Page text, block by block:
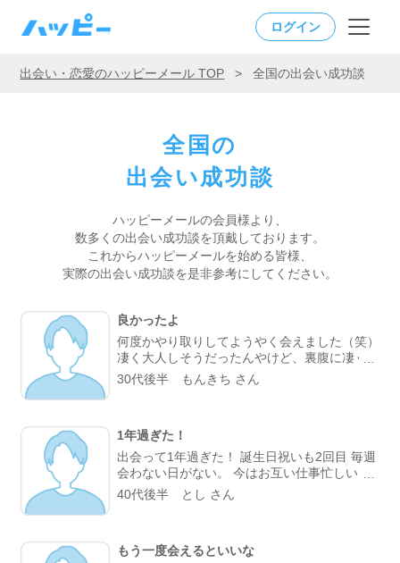
ログイン
出会い・恋愛のハッピーメール TOP > 全国の出会い成功談
全国の
出会い成功談
ハッピーメールの会員様より、
数多くの出会い成功談を頂戴しております。
これからハッピーメールを始める皆様、
実際の出会い成功談を是非参考にしてください。
良かったよ
何度かやり取りしてようやく会えました（笑）
凄く大人しそうだったんやけど、裏腹に凄く積
極的な一面もあっていい出会いになりました。
何度か回を重ねてもっと仲良くなりたいな
30代後半 もんきち さん
1年過ぎた！
出会って1年過ぎた！ 誕生日祝いも2回目 毎週
会わない日がない。 今はお互い仕事忙しいけ
ど 落ち着いたらまたたくさん遊ぼ～ あまりに
年が離れているけど よろしく(^^)/
40代後半 とし さん
もう一度会えるといいな